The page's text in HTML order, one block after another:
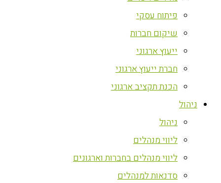
פיתוח עסקי
שיקום חברות
ייעוץ ארגוני
חברת ייעוץ ארגוני
הכנת תקציב ארגוני
ניהול
ניהול
ליווי מנהלים
ליווי מנהלים בחברות וארגונים
סדנאות למנהלים